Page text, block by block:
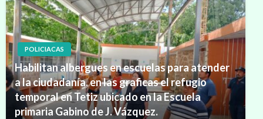
POLICIACAS
Habilitan albergues en escuelas para atender
a la ciudadanía, en las graficas el refugio
temporal en Tetiz ubicado en la Escuela
primaria Gabino de J. Vázquez.